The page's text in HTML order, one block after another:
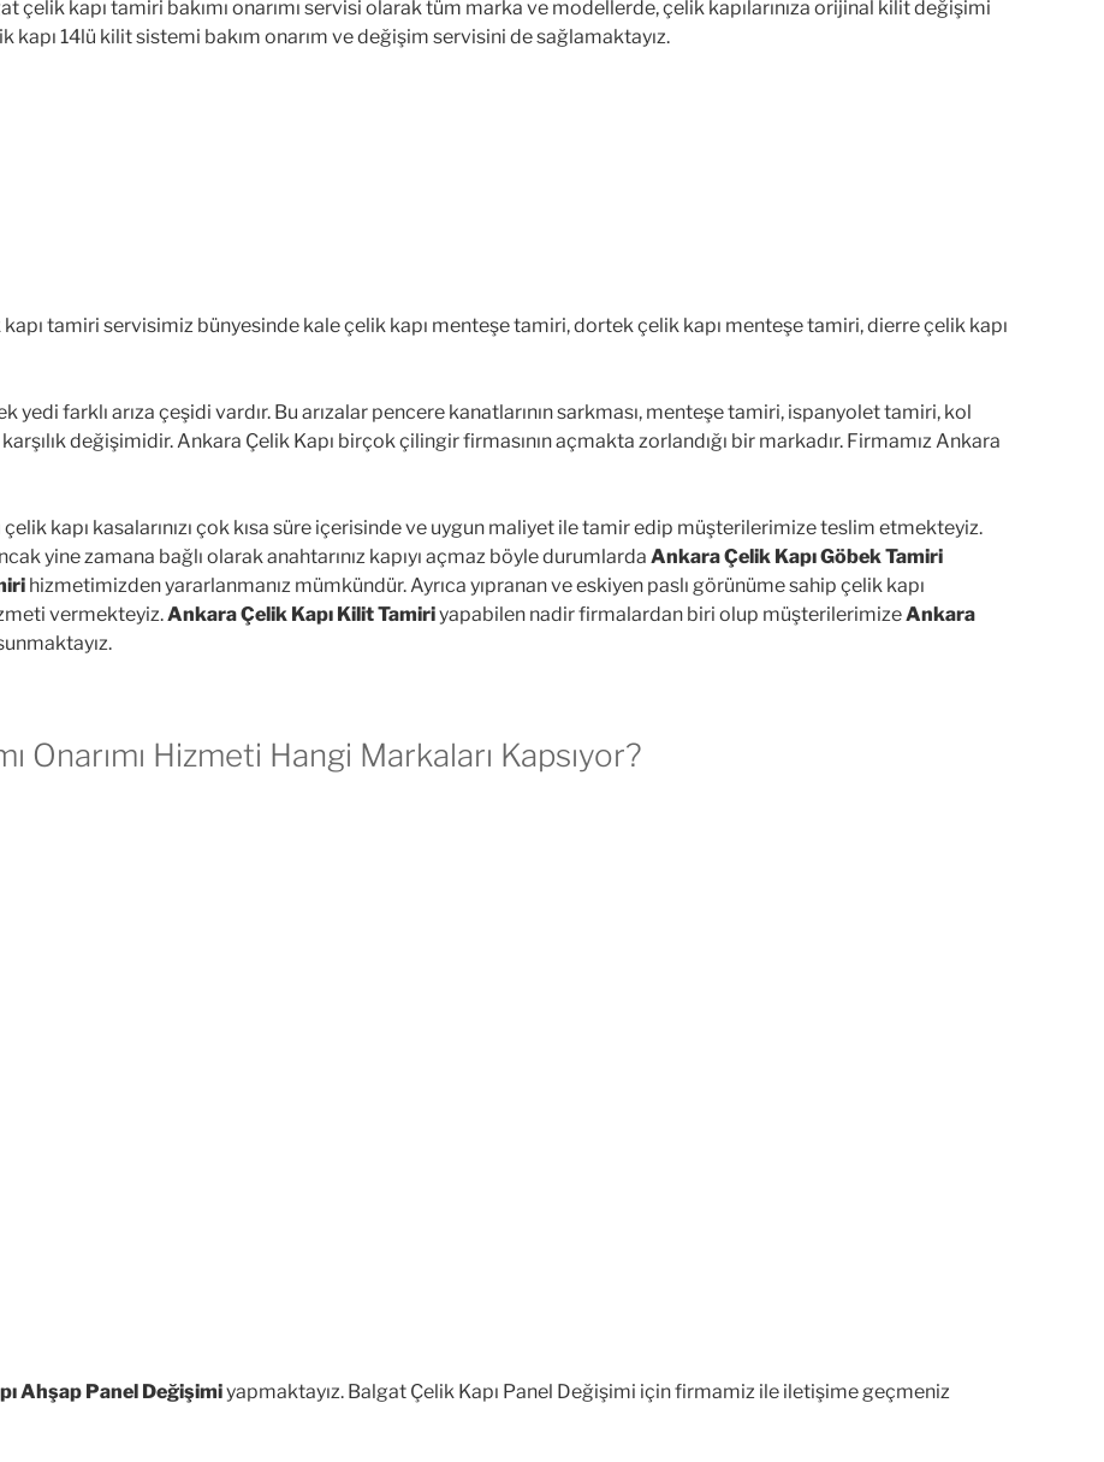
çelik kapı tamiri bakımı onarımı servisi olarak tüm marka ve modellerde, çelik kapılarınıza orijinal kilit değişimi
14lü kilit sistemi bakım onarım ve değişim servisini de sağlamaktayız.
tamiri servisimiz bünyesinde kale çelik kapı menteşe tamiri, dortek çelik kapı menteşe tamiri, dierre çelik kapı
yedi farklı arıza çeşidi vardır. Bu arızalar pencere kanatlarının sarkması, menteşe tamiri, ispanyolet tamiri, kol
değişimidir. Ankara Çelik Kapı birçok çilingir firmasının açmakta zorlandığı bir markadır. Firmamız Ankara
çelik kapı kasalarınızı çok kısa süre içerisinde ve uygun maliyet ile tamir edip müşterilerimize teslim etmekteyiz.
yine zamana bağlı olarak anahtarınız kapıyı açmaz böyle durumlarda Ankara Çelik Kapı Göbek Tamiri
hizmetimizden yararlanmanız mümkündür. Ayrıca yıpranan ve eskiyen paslı görünüme sahip çelik kapı
vermekteyiz.Ankara Çelik Kapı Kilit Tamiriyapabilen nadir firmalardan biri olup müşterilerimizeAnkara
Onarımı Hizmeti Hangi Markaları Kapsıyor?
Ahşap Panel Değişimiyapmaktayız. Balgat Çelik Kapı Panel Değişimi için firmamiz ile iletişime geçmeniz